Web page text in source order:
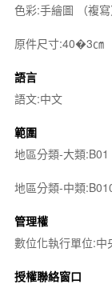
色彩:手繪圖 （複
原件尺寸:40�3㎝
語言
語文:中文
範圍
地區分類-大類
地區分類-中類
管理權
數位化執行單位:中
授權聯絡窗口